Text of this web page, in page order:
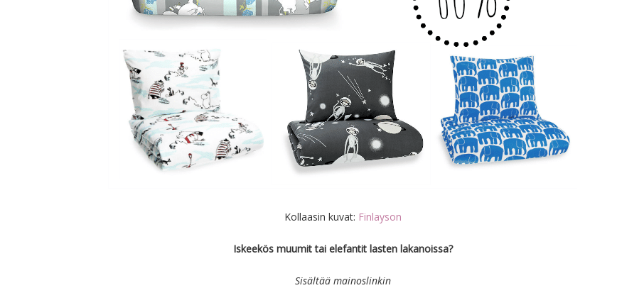
Kollaasin kuvat: Finlayson
Iskeekös muumit tai elefantit lasten lakanoissa?
Sisältää mainoslinkin